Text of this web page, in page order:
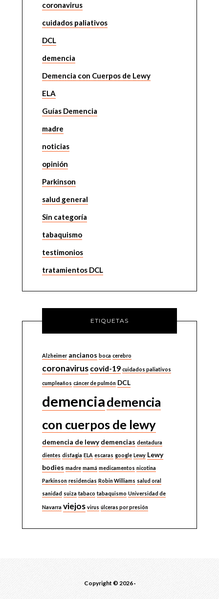
coronavirus
cuidados paliativos
DCL
demencia
Demencia con Cuerpos de Lewy
ELA
Guías Demencia
madre
noticias
opinión
Parkinson
salud general
Sin categoría
tabaquismo
testimonios
tratamientos DCL
ETIQUETAS
Alzheimer ancianos boca cerebro
coronavirus covid-19 cuidados paliativos
cumpleaños cáncer de pulmón DCL
demenciademencia
con cuerpos de lewy
demencia de lewy demencias dentadura
dientes disfagia ELA escaras google Lewy Lewy
bodies madre mamá medicamentos nicotina
Parkinson residencias Robin Williams salud oral
sanidad suiza tabaco tabaquismo Universidad de
Navarra viejos virus úlceras por presión
Copyright © 2026 ·